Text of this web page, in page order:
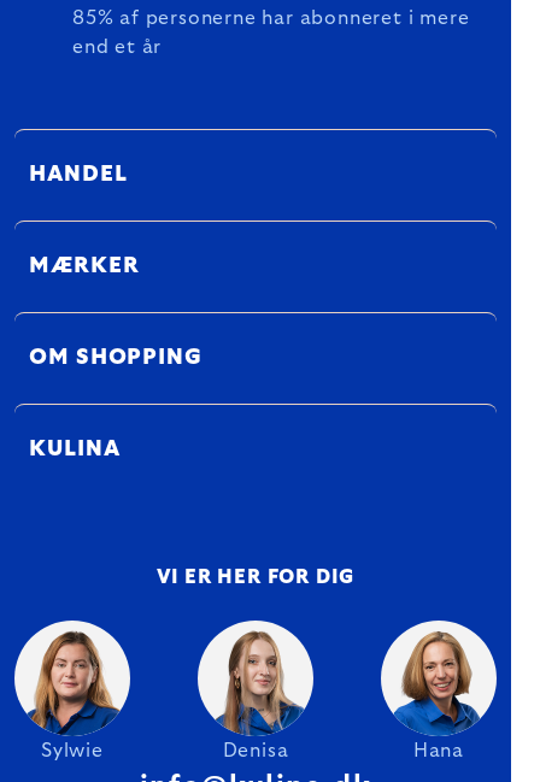
85% af personerne har abonneret i mere
end et år
HANDEL
MÆRKER
OM SHOPPING
KULINA
VI ER HER FOR DIG
Sylwie Denisa Hana